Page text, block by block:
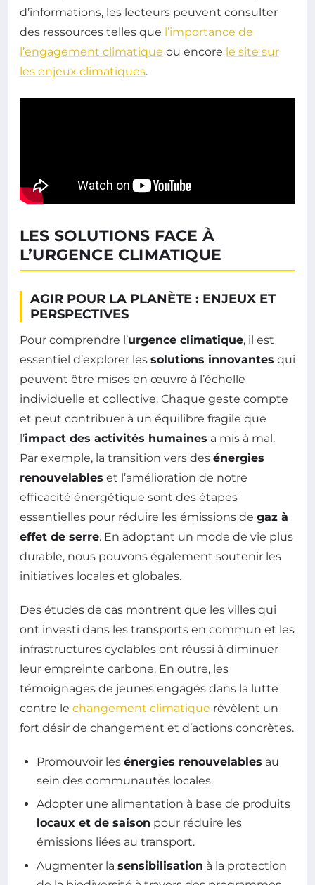
d’informations, les lecteurs peuvent consulter
des ressources telles que l’importance de
l’engagement climatique ou encore le site sur
les enjeux climatiques.
LES SOLUTIONS FACE À
L’URGENCE CLIMATIQUE
AGIR POUR LA PLANÈTE : ENJEUX ET
PERSPECTIVES
Pour comprendre l’urgence climatique, il est
essentiel d’explorer les solutions innovantes qui
peuvent être mises en œuvre à l’échelle
individuelle et collective. Chaque geste compte
et peut contribuer à un équilibre fragile que
l’impact des activités humaines a mis à mal.
Par exemple, la transition vers des énergies
renouvelables et l’amélioration de notre
efficacité énergétique sont des étapes
essentielles pour réduire les émissions de gaz à
effet de serre. En adoptant un mode de vie plus
durable, nous pouvons également soutenir les
initiatives locales et globales.
Des études de cas montrent que les villes qui
ont investi dans les transports en commun et les
infrastructures cyclables ont réussi à diminuer
leur empreinte carbone. En outre, les
témoignages de jeunes engagés dans la lutte
contre le changement climatique révèlent un
fort désir de changement et d’actions concrètes.
Promouvoir les énergies renouvelables au
sein des communautés locales.
Adopter une alimentation à base de produits
locaux et de saison pour réduire les
émissions liées au transport.
Augmenter la sensibilisation à la protection